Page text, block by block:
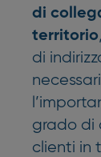
di
territorio
di
grado di
clienti in